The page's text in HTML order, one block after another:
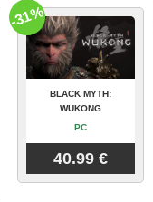
BLACK MYTH:
WUKONG
PC
40.99 €
-31%